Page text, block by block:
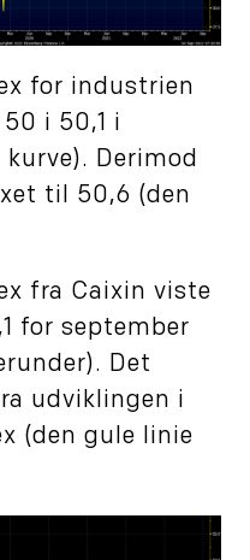
for industrien
i 50,1 i
Derimod
til 50,6 (den
fra Caixin viste
for september
Det
udviklingen i
(den gule linie